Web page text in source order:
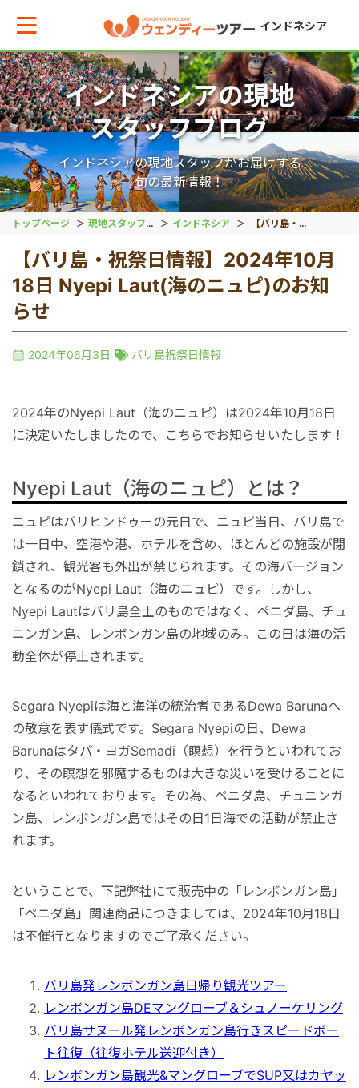
インドネシア
トップページ 現地スタッフブログ インドネシア 【バリ島・祝祭日情報】2024年10月18日 Nyepi Laut(海のニュピ)のお知らせ
インドネシアの現地
スタッフブログ
インドネシアの現地スタッフがお届けする
旬の最新情報！
【バリ島・祝祭日情報】2024年10月
18日 Nyepi Laut(海のニュピ)のお知
らせ
2024年06月3日 バリ島祝祭日情報
2024年のNyepi Laut（海のニュピ）は2024年10月18日
に決定いたしましたので、こちらでお知らせいたします！
Nyepi Laut（海のニュピ）とは？
ニュピはバリヒンドゥーの元日で、ニュピ当日、バリ島で
は一日中、空港や港、ホテルを含め、ほとんどの施設が閉
鎖され、観光客も外出が禁じられます。その海バージョン
となるのがNyepi Laut（海のニュピ）です。しかし、
Nyepi Lautはバリ島全土のものではなく、ペニダ島、チュ
ニンガン島、レンボンガン島の地域のみ。この日は海の活
動全体が停止されます。
Segara Nyepiは海と海洋の統治者であるDewa Barunaへ
の敬意を表す儀式です。Segara Nyepiの日、Dewa
Barunaはタパ・ヨガSemadi（瞑想）を行うといわれてお
り、その瞑想を邪魔するものは大きな災いを受けることに
なるといわれております。その為、ペニダ島、チュニンガ
ン島、レンボンガン島ではその日1日海での活動が禁止さ
れます。
ということで、下記弊社にて販売中の「レンボンガン島」
「ペニダ島」関連商品につきましては、2024年10月18日
は不催行となりますのでご了承ください。
バリ島発レンボンガン島日帰り観光ツアー
レンボンガン島DEマングローブ＆シュノーケリング
バリ島サヌール発レンボンガン島行きスピードボー
ト往復（往復ホテル送迎付き）
レンボンガン島観光&マングローブでSUP又はカヤッ
メインメニューへ戻る
マから現地ツアーを探す
系
ツアー
VIPアシスト
送迎
ターンシップ
遺産
ャーター
メインメニューへ戻る
アからお役立ち情報を探す
ドネシア
ナム
ーシア
ガポール
戻る
動物系
象
コモドドラゴン
動物園
戻る
離島ツアー
レンボンガン島
ヌサペニダ島
ギリ島
戻る
世界遺産
ボロブドゥール遺跡
プランバナン遺跡
戻る
秘境
タナトラジャ
ブロモ山